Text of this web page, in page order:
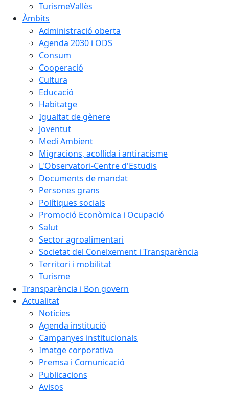
TurismeVallès
Àmbits
Administració oberta
Agenda 2030 i ODS
Consum
Cooperació
Cultura
Educació
Habitatge
Igualtat de gènere
Joventut
Medi Ambient
Migracions, acollida i antiracisme
L'Observatori-Centre d'Estudis
Documents de mandat
Persones grans
Polítiques socials
Promoció Econòmica i Ocupació
Salut
Sector agroalimentari
Societat del Coneixement i Transparència
Territori i mobilitat
Turisme
Transparència i Bon govern
Actualitat
Notícies
Agenda institució
Campanyes institucionals
Imatge corporativa
Premsa i Comunicació
Publicacions
Avisos